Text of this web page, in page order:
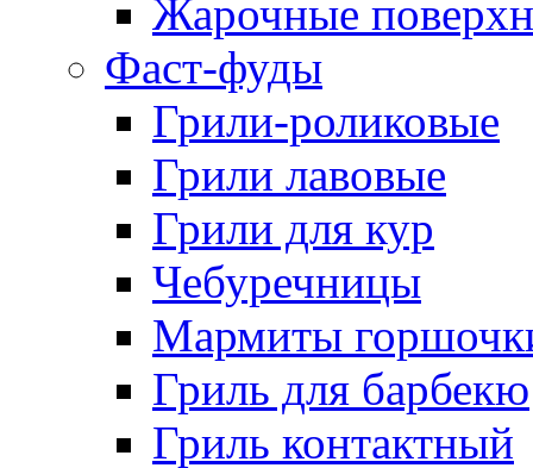
Жарочные
Фаст-фуды
Грили-роликовые
Грили лавовые
Грили для кур
Чебуречницы
Мармиты
Гриль для барбекю
Гриль контактный